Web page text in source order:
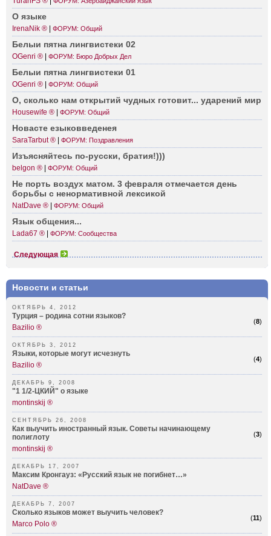
О языке
IrenaNik ® ФОРУМ: Общий
Белыи пятна лингв­истеки 02
OGenri ® ФОРУМ: Бюро Добрых Дел
Белыи пятна лингв­истеки 01
OGenri ® ФОРУМ: Общий
О, сколько нам открытий чудных готов­ит... ударений мир
Housewife ® ФОРУМ: Общий
Новасте езыко­введенея
SaraTarbut ® ФОРУМ: Поздравления
Изъяс­няйтесь по-ру­сски, брати­я!)))
belgon ® ФОРУМ: Общий
Не порть воздух матом. 3 февраля отмеч­ается день
борьбы с ненор­мативной лексикой
NatDave ® ФОРУМ: Общий
Язык общен­ия...
Lada67 ® ФОРУМ: Сообщества
Следующая
Новости и статьи
ОКТЯБРЬ 4, 2012
(8)
Турция – родина сотни языков?
Bazilio ®
ОКТЯБРЬ 3, 2012
(4)
Языки, которые могут исчезнуть
Bazilio ®
ДЕКАБРЬ 9, 2008
"1 1/2-ЦКИЙ" о языке
montinskij ®
СЕНТЯБРЬ 26, 2008
(3)
Как выучить иностранный язык. Советы начинающему
полиглоту
montinskij ®
ДЕКАБРЬ 17, 2007
Максим Кронгауз: «Русский язык не погибнет…»
NatDave ®
ДЕКАБРЬ 7, 2007
(11)
Сколько языков может выучить человек?
Marco Polo ®